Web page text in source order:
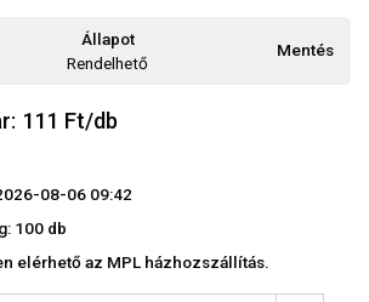
Állapot
Rendelhető
Mentés
111 Ft/db
08-06 09:42
100 db
elérhető az MPL házhozszállítás.